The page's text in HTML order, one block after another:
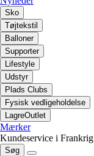
Sko
Tøjtekstil
Balloner
Supporter
Lifestyle
Udstyr
Plads Clubs
Fysisk vedligeholdelse
LagreOutlet
Mærker
Kundeservice i Frankrig
Søg